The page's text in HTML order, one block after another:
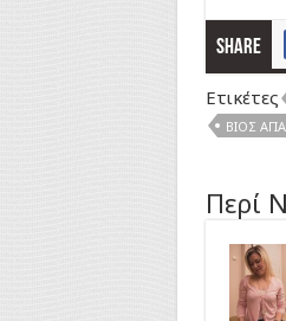
Share
Ετικέτες
ΒΊΟΣ
Περί